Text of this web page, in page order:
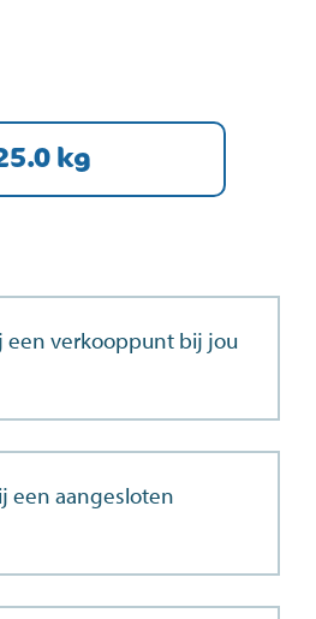
kg
een verkooppunt bij jou
een aangesloten